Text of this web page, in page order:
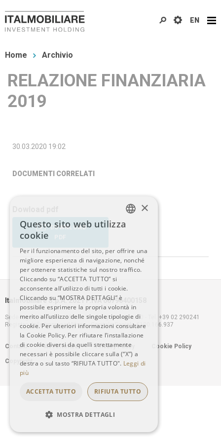
al
principale
Tu
qui
Home Archivio
RELAZIONE FINANZIARIA
2019
30.03.2020 19:02
DOCUMENTI CORRELATI
DOWNLOAD
Italmobiliare S.p.A. 2021 P.IVA 00796400158
Sede legale: Milano – 20121, Via Borgonuovo n. 20 - Tel. +39 02 290241
Registro delle Imprese Milano - Capitale Sociale €100.166.937
Footer
menu
Contatti Avvertenze Privacy Policy Cookie Policy
Copyright
EN
ENGLISH
×
Questo sito web utilizza
cookie
Per il funzionamento del sito, per offrire una
migliore esperienza di navigazione, nonché
per ottenere statistiche sul nostro traffico.
Cliccando su “ACCETTA TUTTO” si
acconsente all’utilizzo di tutti i cookie.
Cliccando su “MOSTRA DETTAGLI” è
possibile esprimere la propria volontà in
merito all’utilizzo delle singole tipologie di
cookie. Per ulteriori informazioni consultare
la Cookie Policy. Per rifiutare l’installazione
di cookie diversi da quelli strettamente
necessari è possibile cliccare sulla (“X”) a
destra o sul tasto “RIFIUTA TUTTO". Leggi di
più
ACCETTA TUTTO RIFIUTA TUTTO
MOSTRA DETTAGLI